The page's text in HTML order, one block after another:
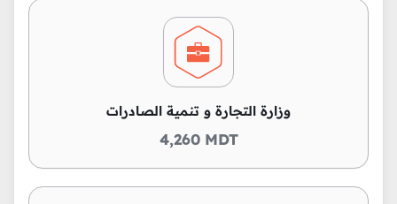
وزارة التجارة و تنمية الصادرات
4,260 MDT